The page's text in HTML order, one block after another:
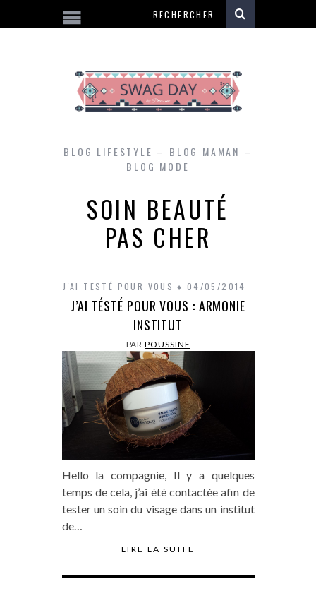
BLOG LIFESTYLE – BLOG MAMAN –
BLOG MODE
SOIN BEAUTÉ
PAS CHER
J'AI TESTÉ POUR VOUS 04/05/2014
J’AI TÉSTÉ POUR VOUS : ARMONIE
INSTITUT
PARPOUSSINE
Hello la compagnie, Il y a quelques
temps de cela, j’ai été contactée afin de
tester un soin du visage dans un institut
de…
LIRE LA SUITE